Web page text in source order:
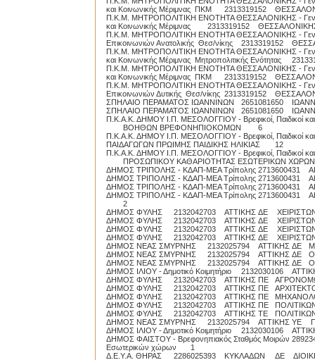
και Κοινωνικής Μέριμνας ΠΚΜ
2313319152
Π.Κ.Μ. ΜΗΤΡΟΠΟΛΙΤΙΚΗ ΕΝΟΤΗΤΑ ΘΕΣΣΑΛΟΝΙΚΗΣ - Γεν. Δ/
και Κοινωνικής Μέριμνας
2313319152
Π.Κ.Μ. ΜΗΤΡΟΠΟΛΙΤΙΚΗ ΕΝΟΤΗΤΑ ΘΕΣΣΑΛΟΝΙΚΗΣ - Γεν.
Επικοινωνιών Ανατολικής Θεσ/νίκης
2313319152
Π.Κ.Μ. ΜΗΤΡΟΠΟΛΙΤΙΚΗ ΕΝΟΤΗΤΑ ΘΕΣΣΑΛΟΝΙΚΗΣ - Γεν. Δ/
και Κοινωνικής Μέριμνας Μητροπολιτικής Ενότητας
Π.Κ.Μ. ΜΗΤΡΟΠΟΛΙΤΙΚΗ ΕΝΟΤΗΤΑ ΘΕΣΣΑΛΟΝΙΚΗΣ - Γεν. Δ/
και Κοινωνικής Μέριμνας ΠΚΜ
2313319152
Π.Κ.Μ. ΜΗΤΡΟΠΟΛΙΤΙΚΗ ΕΝΟΤΗΤΑ ΘΕΣΣΑΛΟΝΙΚΗΣ - Γεν.
Επικοινωνιών Δυτικής Θεσ/νίκης 2313319152
ΣΠΗΛΑΙΟ ΠΕΡΑΜΑΤΟΣ ΙΩΑΝΝΙΝΩΝ
2651081650
ΣΠΗΛΑΙΟ ΠΕΡΑΜΑΤΟΣ ΙΩΑΝΝΙΝΩΝ
2651081650
Π.Κ.Α.Κ. ΔΗΜΟΥ Ι.Π. ΜΕΣΟΛΟΓΓΙΟΥ - Βρεφικοί, Παιδικοί και
ΒΟΗΘΩΝ ΒΡΕΦΟΝΗΠΙΟΚΟΜΩΝ
6
Π.Κ.Α.Κ. ΔΗΜΟΥ Ι.Π. ΜΕΣΟΛΟΓΓΙΟΥ - Βρεφικοί, Παιδικοί και
ΠΑΙΔΑΓΩΓΩΝ ΠΡΩΙΜΗΣ ΠΑΙΔΙΚΗΣ ΗΛΙΚΙΑΣ
12
Π.Κ.Α.Κ. ΔΗΜΟΥ Ι.Π. ΜΕΣΟΛΟΓΓΙΟΥ - Βρεφικοί, Παιδικοί και
ΠΡΟΣΩΠΙΚΟΥ ΚΑΘΑΡΙΟΤΗΤΑΣ ΕΣΩΤΕΡΙΚΩΝ ΧΩΡΩΝ
ΔΗΜΟΣ ΤΡΙΠΟΛΗΣ - ΚΔΑΠ-ΜΕΑ Τρίπολης 2713600431
ΔΗΜΟΣ ΤΡΙΠΟΛΗΣ - ΚΔΑΠ-ΜΕΑ Τρίπολης 2713600431
ΔΗΜΟΣ ΤΡΙΠΟΛΗΣ - ΚΔΑΠ-ΜΕΑ Τρίπολης 2713600431
ΔΗΜΟΣ ΤΡΙΠΟΛΗΣ - ΚΔΑΠ-ΜΕΑ Τρίπολης 2713600431
2
ΔΗΜΟΣ ΦΥΛΗΣ
2132042703 ΑΤΤΙΚΗΣ ΔΕ
ΔΗΜΟΣ ΦΥΛΗΣ
2132042703 ΑΤΤΙΚΗΣ ΔΕ
ΔΗΜΟΣ ΦΥΛΗΣ
2132042703 ΑΤΤΙΚΗΣ ΔΕ
ΔΗΜΟΣ ΦΥΛΗΣ
2132042703 ΑΤΤΙΚΗΣ ΔΕ
ΔΗΜΟΣ ΝΕΑΣ ΣΜΥΡΝΗΣ
2132025794 ΑΤΤΙΚΗΣ ΔΕ
ΔΗΜΟΣ ΝΕΑΣ ΣΜΥΡΝΗΣ
2132025794 ΑΤΤΙΚΗΣ ΔΕ
ΔΗΜΟΣ ΝΕΑΣ ΣΜΥΡΝΗΣ
2132025794 ΑΤΤΙΚΗΣ ΔΕ
ΔΗΜΟΣ ΙΛΙΟΥ - Δημοτικό Κοιμητήριο
2132030106
ΔΗΜΟΣ ΦΥΛΗΣ
2132042703 ΑΤΤΙΚΗΣ ΠΕ
ΔΗΜΟΣ ΦΥΛΗΣ
2132042703 ΑΤΤΙΚΗΣ ΠΕ
ΔΗΜΟΣ ΦΥΛΗΣ
2132042703 ΑΤΤΙΚΗΣ ΠΕ
ΔΗΜΟΣ ΦΥΛΗΣ
2132042703 ΑΤΤΙΚΗΣ ΠΕ
ΔΗΜΟΣ ΦΥΛΗΣ
2132042703 ΑΤΤΙΚΗΣ ΤΕ
ΔΗΜΟΣ ΝΕΑΣ ΣΜΥΡΝΗΣ
2132025794 ΑΤΤΙΚΗΣ ΥΕ
ΔΗΜΟΣ ΙΛΙΟΥ - Δημοτικό Κοιμητήριο
2132030106
ΔΗΜΟΣ ΦΑΙΣΤΟΥ - Βρεφονηπιακός Σταθμός Μοιρών
Εσωτερικών χώρων
1
Δ.Ε.Υ.Α. ΘΗΡΑΣ
2286025393 ΚΥΚΛΑΔΩΝ ΔΕ